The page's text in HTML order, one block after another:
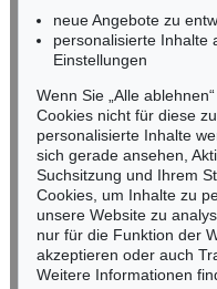
Expressive Landschaft,
Ergebnis:€ 239.850
Keine Auktion
Wir informieren
Jetzt zum
neue Angebote zu
personalisierte Inhalte
Einstellungen
Wenn Sie „Alle
Cookies nicht für diese
personalisierte Inhalte
sich gerade ansehen,
Suchsitzung und Ihrem
Cookies, um Inhalte zu
unsere Website zu
nur für die Funktion der
akzeptieren oder auch
Weitere Informationen